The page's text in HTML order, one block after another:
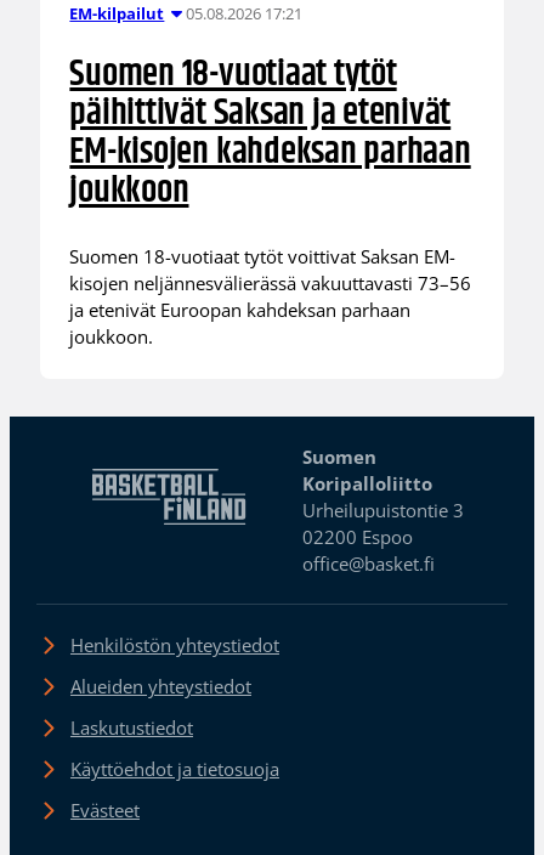
EM-kilpailut 05.08.2026 17:21
Suomen 18-vuotiaat tytöt
päihittivät Saksan ja etenivät
EM-kisojen kahdeksan parhaan
joukkoon
Suomen 18-vuotiaat tytöt voittivat Saksan EM-
kisojen neljännesvälierässä vakuuttavasti 73–56
ja etenivät Euroopan kahdeksan parhaan
joukkoon.
Suomen
Koripalloliitto
Urheilupuistontie 3
02200 Espoo
office@basket.fi
Henkilöstön yhteystiedot
Alueiden yhteystiedot
Laskutustiedot
Käyttöehdot ja tietosuoja
Evästeet